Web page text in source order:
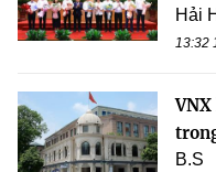
Hải
13:32
B.S